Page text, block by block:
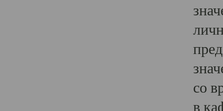
со
в